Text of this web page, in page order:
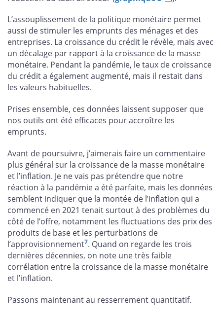
L’assouplissement de la politique monétaire permet
aussi de stimuler les emprunts des ménages et des
entreprises. La croissance du crédit le révèle, mais avec
un décalage par rapport à la croissance de la masse
monétaire. Pendant la pandémie, le taux de croissance
du crédit a également augmenté, mais il restait dans
les valeurs habituelles.
Prises ensemble, ces données laissent supposer que
nos outils ont été efficaces pour accroître les
emprunts.
Avant de poursuivre, j’aimerais faire un commentaire
plus général sur la croissance de la masse monétaire
et l’inflation. Je ne vais pas prétendre que notre
réaction à la pandémie a été parfaite, mais les données
semblent indiquer que la montée de l’inflation qui a
commencé en 2021 tenait surtout à des problèmes du
côté de l’offre, notamment les fluctuations des prix des
produits de base et les perturbations de
l’approvisionnement7. Quand on regarde les trois
dernières décennies, on note une très faible
corrélation entre la croissance de la masse monétaire
et l’inflation.
Passons maintenant au resserrement quantitatif.